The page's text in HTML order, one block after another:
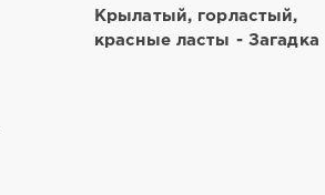
Крылатый, горластый,
красные ласты - Загадка